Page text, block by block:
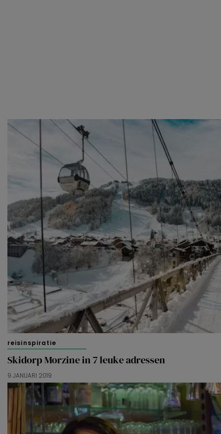
reisinspiratie
Skidorp Morzine in 7 leuke adressen
9 JANUARI 2019